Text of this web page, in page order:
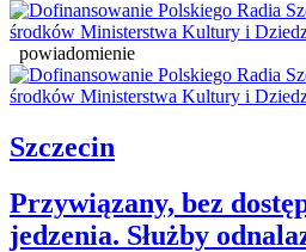
powiadomienie
Szczecin
Przywiązany, bez
jedzenia. Służby